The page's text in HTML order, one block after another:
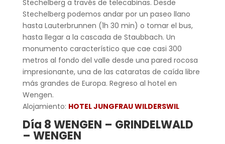
Stechelberg a través de telecabinas. Desde
Stechelberg podemos andar por un paseo llano
hasta Lauterbrunnen (1h 30 min) o tomar el bus,
hasta llegar a la cascada de Staubbach. Un
monumento característico que cae casi 300
metros al fondo del valle desde una pared rocosa
impresionante, una de las cataratas de caída libre
más grandes de Europa. Regreso al hotel en
Wengen.
Alojamiento: HOTEL JUNGFRAU WILDERSWIL
Día 8 WENGEN – GRINDELWALD
– WENGEN